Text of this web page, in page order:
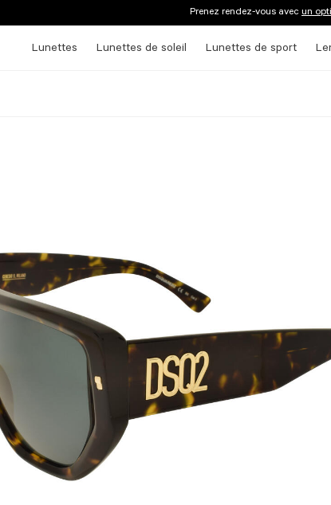
Prenez rendez-vous avec un
Lunettes Lunettes de soleil Lunettes de sport